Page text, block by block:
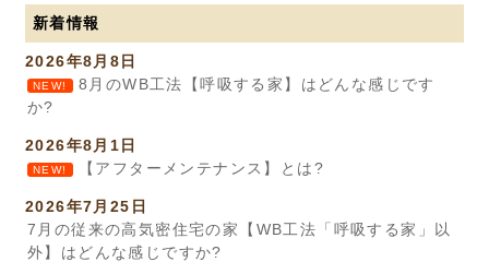
新着情報
2026年8月8日
NEW!
8月のWB工法【呼吸する家】はどんな感じです
か?
2026年8月1日
NEW! 【アフターメンテナンス】とは?
2026年7月25日
7月の従来の高気密住宅の家【WB工法「呼吸する家」以
外】はどんな感じですか?